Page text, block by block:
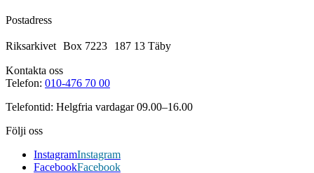
Postadress
Riksarkivet Box 7223 187 13 Täby
Kontakta oss
Telefon: 010-476 70 00
Telefontid: Helgfria vardagar 09.00–16.00
Följi oss
InstagramInstagram
FacebookFacebook